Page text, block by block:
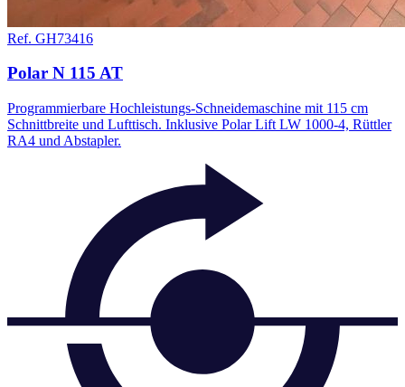
Ref. GH73416
Polar N 115 AT
Programmierbare Hochleistungs-Schneidemaschine mit 115 cm
Schnittbreite und Lufttisch. Inklusive Polar Lift LW 1000-4, Rüttler
RA4 und Abstapler.